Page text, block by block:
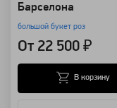
Барселона
большой букет роз
От 22 500 ₽
В корзину